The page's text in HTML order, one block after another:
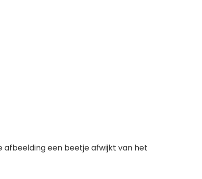
een beetje afwijkt van het